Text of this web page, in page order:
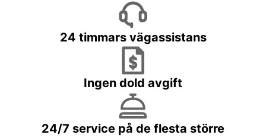
24 timmars vägassistans
Ingen dold avgift
24/7 service på de flesta större